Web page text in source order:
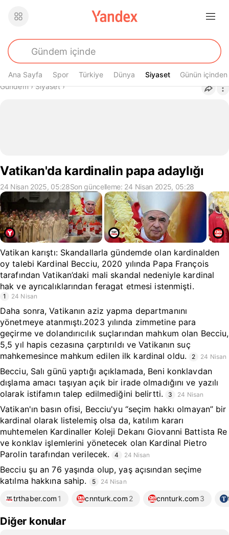
Ana Sayfa Spor Türkiye Dünya Siyaset
Siyaset Günün içinden
Buradasın
Gündem› Siyaset›
Vatikan'da kardinalin papa adaylığı
24 Nisan 2025, 05:28Son güncelleme: 24 Nisan 2025, 05:28
Vatikan karıştı: Skandallarla gündemde olan kardinalden
oy talebi Kardinal Becciu, 2020 yılında Papa François
tarafından Vatikan’daki mali skandal nedeniyle kardinal
hak ve ayrıcalıklarından feragat etmesi istenmişti.
1 24 Nisan
Daha sonra, Vatikanın aziz yapma departmanını
yönetmeye atanmıştı.2023 yılında zimmetine para
geçirme ve dolandırıcılık suçlarından mahkum olan Becciu,
5,5 yıl hapis cezasına çarptırıldı ve Vatikanın suç
mahkemesince mahkum edilen ilk kardinal oldu.
2 24 Nisan
Becciu, Salı günü yaptığı açıklamada, Beni konklavdan
dışlama amacı taşıyan açık bir irade olmadığını ve yazılı
olarak istifamın talep edilmediğini belirtti.
3 24 Nisan
Vatikan'ın basın ofisi, Becciu'yu “seçim hakkı olmayan” bir
kardinal olarak listelemiş olsa da, katılım kararı
muhtemelen Kardinaller Koleji Dekanı Giovanni Battista Re
ve konklav işlemlerini yönetecek olan Kardinal Pietro
Parolin tarafından verilecek.
4 24 Nisan
Becciu şu an 76 yaşında olup, yaş açısından seçime
katılma hakkına sahip.
5 24 Nisan
trthaber.com 1 cnnturk.com 2 cnnturk.com 3
Diğer konular